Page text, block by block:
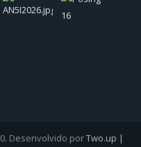
Desenvolvido porTwo.up |